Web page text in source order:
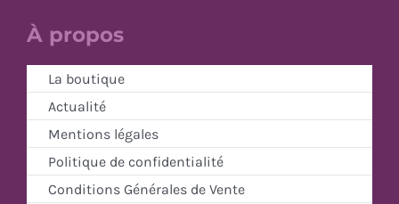
À propos
La boutique
Actualité
Mentions légales
Politique de confidentialité
Conditions Générales de Vente